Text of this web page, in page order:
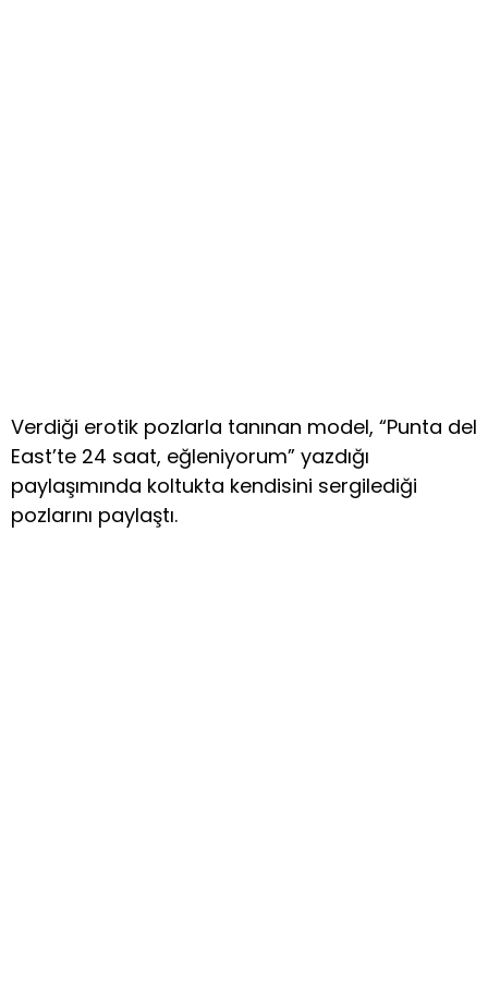
Verdiği erotik pozlarla tanınan model, “Punta del
East’te 24 saat, eğleniyorum” yazdığı
paylaşımında koltukta kendisini sergilediği
pozlarını paylaştı.